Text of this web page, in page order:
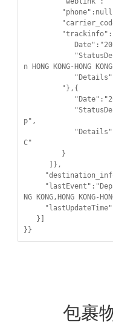
n HONG KONG-HONG
p",
C"
NG KONG,HONG KONG-
}}
包裹